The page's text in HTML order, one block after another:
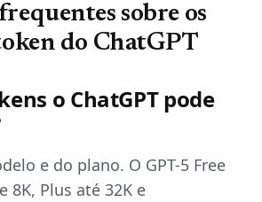
sobre os
do ChatGPT
o ChatGPT pode
e do plano. O GPT-5 Free
8K, Plus até 32K e